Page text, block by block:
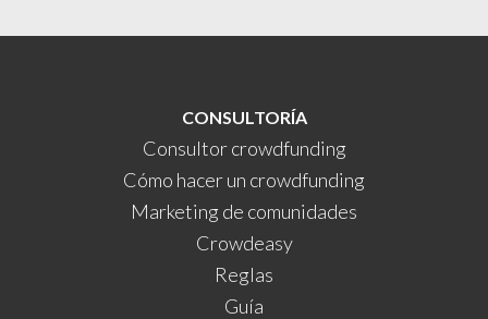
CONSULTORÍA
Consultor crowdfunding
Cómo hacer un crowdfunding
Marketing de comunidades
Crowdeasy
Reglas
Guía